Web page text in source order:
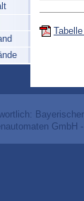
GmbH